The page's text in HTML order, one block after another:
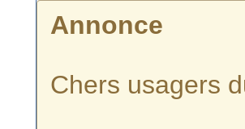
Annonce
Chers usagers